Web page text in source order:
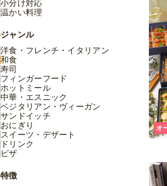
オ
小分け対応
温かい料理
ジャンル
洋食・フレンチ・イタリアン
和食
寿司
フィンガーフード
ホットミール
中華・エスニック
ベジタリアン・ヴィーガン
サンドイッチ
おにぎり
スイーツ・デザート
ドリンク
ピザ
特徴